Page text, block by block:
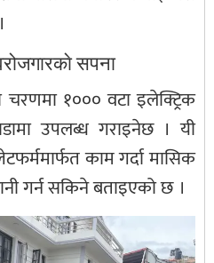
सपना
चरणमा १००० वटा इलेक्ट्रिक
उपलब्ध गराइनेछ । यी
काम गर्दा मासिक
गर्न सकिने बताइएको छ ।